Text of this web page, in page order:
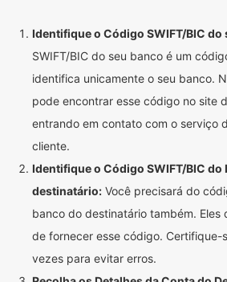
Identifique o Código SWIFT/BIC do
SWIFT/BIC do seu banco é um
identifica unicamente o seu banco.
pode encontrar esse código no site
entrando em contato com o serviço
cliente.
Identifique o Código SWIFT/BIC do
destinatário: Você precisará do
banco do destinatário também. Eles
de fornecer esse código. Certifique-
vezes para evitar erros.